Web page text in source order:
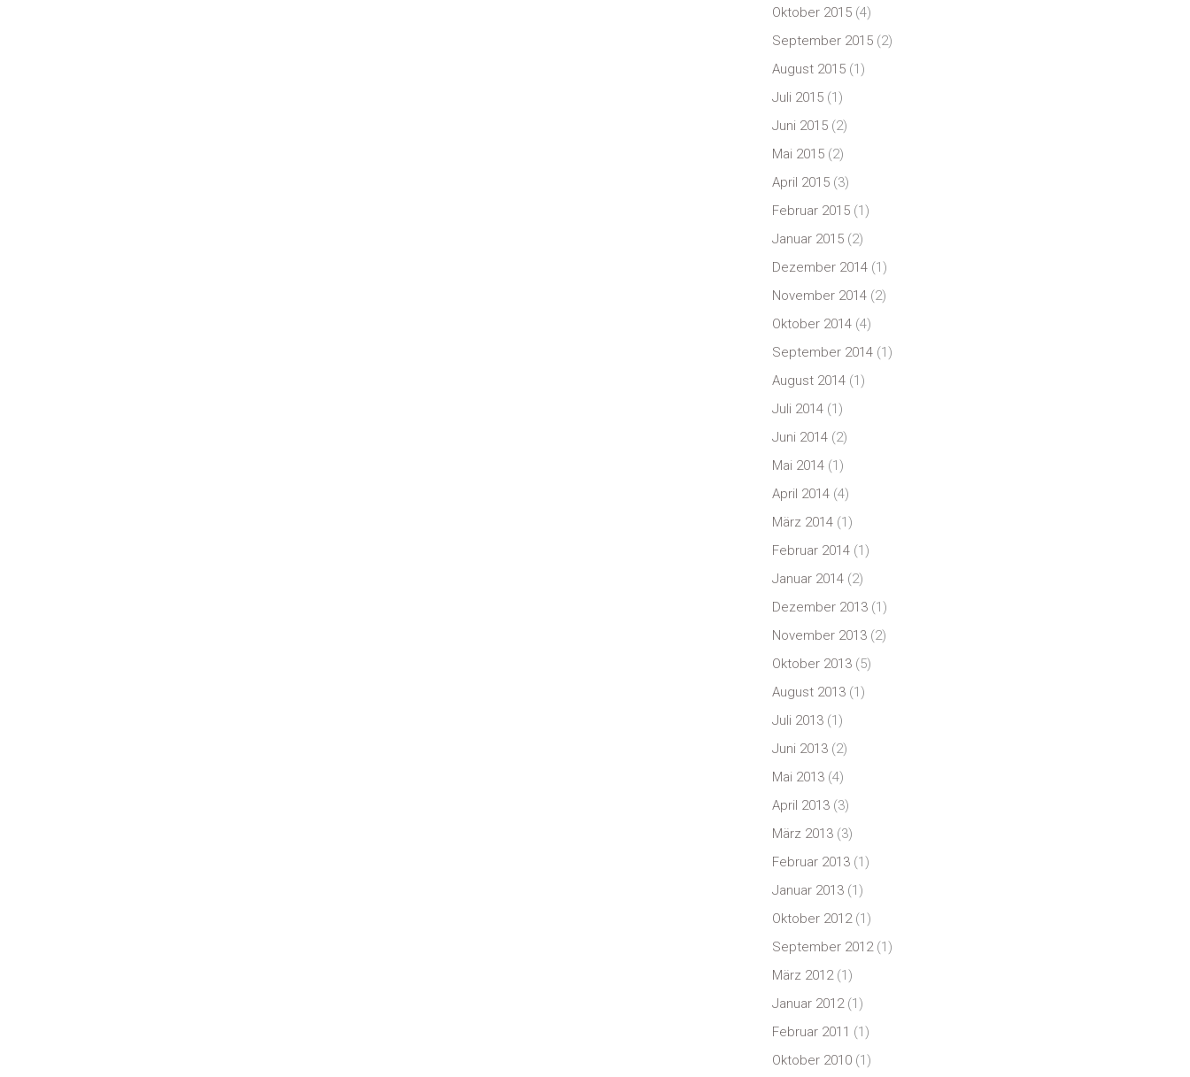
Oktober 2015 (4)
September 2015 (2)
August 2015 (1)
Juli 2015 (1)
Juni 2015 (2)
Mai 2015 (2)
April 2015 (3)
Februar 2015 (1)
Januar 2015 (2)
Dezember 2014 (1)
November 2014 (2)
Oktober 2014 (4)
September 2014 (1)
August 2014 (1)
Juli 2014 (1)
Juni 2014 (2)
Mai 2014 (1)
April 2014 (4)
März 2014 (1)
Februar 2014 (1)
Januar 2014 (2)
Dezember 2013 (1)
November 2013 (2)
Oktober 2013 (5)
August 2013 (1)
Juli 2013 (1)
Juni 2013 (2)
Mai 2013 (4)
April 2013 (3)
März 2013 (3)
Februar 2013 (1)
Januar 2013 (1)
Oktober 2012(1)
September 2012(1)
März 2012(1)
Januar 2012(1)
Februar 2011 (1)
Oktober 2010 (1)